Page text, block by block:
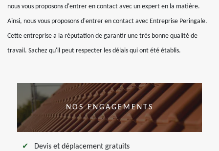
nous vous proposons d'entrer en contact avec un expert en la matière.
Ainsi, nous vous proposons d'entrer en contact avec Entreprise Peringale.
Cette entreprise a la réputation de garantir une très bonne qualité de
travail. Sachez qu'il peut respecter les délais qui ont été établis.
NOS ENGAGEMENTS
Devis et déplacement gratuits